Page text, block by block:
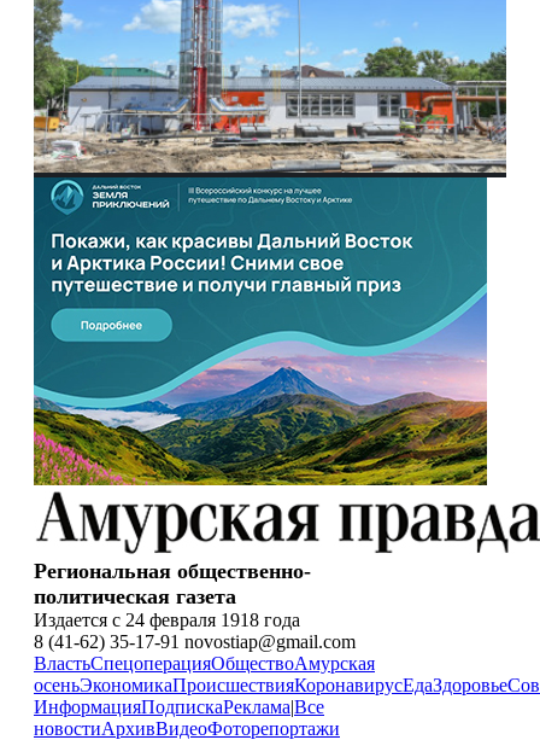
Региональная общественно-
политическая газета
Издается с 24 февраля 1918 года
8 (41-62) 35-17-91 novostiap@gmail.com
ВластьСпецоперацияОбществоАмурская
осеньЭкономикаПроисшествияКоронавирусЕдаЗдоровье
ИнформацияПодпискаРеклама|Все
новостиАрхивВидеоФоторепортажи